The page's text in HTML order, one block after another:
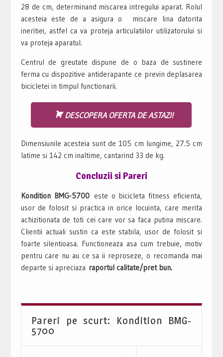
28 de cm, determinand miscarea intregului aparat. Rolul
acesteia este de a asigura o miscare lina datorita
ineritiei, astfel ca va proteja articulatiilor utilizatorului si
va proteja aparatul.
Centrul de greutate dispune de o baza de sustinere
ferma cu dispozitive antiderapante ce previn deplasarea
bicicletei in timpul functionarii.
DESCOPERA OFERTA DE ASTAZI!
Dimensiunile acesteia sunt de 105 cm lungime, 27.5 cm
latime si 142 cm inaltime, cantarind 33 de kg.
Concluzii si Pareri
Kondition BMG-5700 este o bicicleta fitness eficienta,
usor de folosit si practica in orice locuinta, care merita
achizitionata de toti cei care vor sa faca putina miscare.
Clientii actuali sustin ca este stabila, usor de folosit si
foarte silentioasa. Functioneaza asa cum trebuie, motiv
pentru care nu au ce sa ii reproseze, o recomanda mai
departe si apreciaza raportul calitate/pret bun.
Pareri pe scurt: Kondition BMG-
5700